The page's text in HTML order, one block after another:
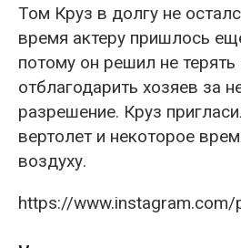
Том Круз в долгу не
время актеру пришлось
потому он решил не
отблагодарить хозяев за
разрешение. Круз
вертолет и некоторое
воздуху.
https://